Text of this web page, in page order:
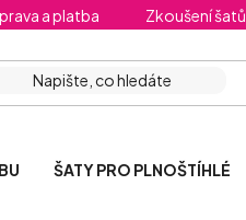
a platba Zkoušení šatů
ŠATY PRO PLNOŠTÍHLÉ